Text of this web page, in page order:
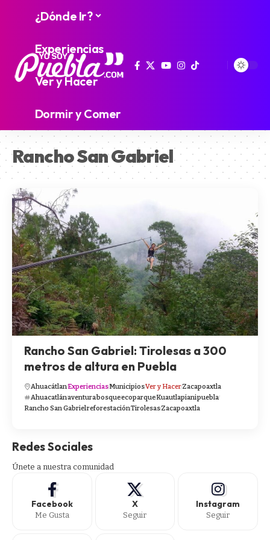
¿Dónde Ir?
Experiencias
Ver y Hacer
Dormir y Comer
Rancho San Gabriel
Rancho San Gabriel: Tirolesas a 300
metros de altura en Puebla
AhuacátlanExperienciasMunicipiosVer y HacerZacapoaxtla
AhuacatlánaventurabosqueecoparqueKuautlapianipuebla
Rancho San GabrielreforestaciónTirolesasZacapoaxtla
Redes Sociales
Únete a nuestra comunidad
Facebook
Me Gusta
X
Seguir
Instagram
Seguir